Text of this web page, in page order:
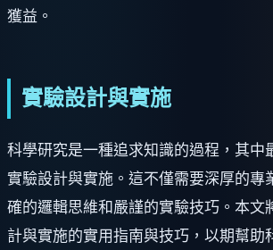
獲益。
實驗設計與實施
科學研究是一種追求知識的過程，其中
實驗設計與實施。這不僅需要深厚的專
確的邏輯思維和嚴謹的實驗技巧。本文
計與實施的實用指南與技巧，以期幫助